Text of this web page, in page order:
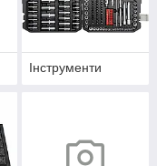
Інструменти